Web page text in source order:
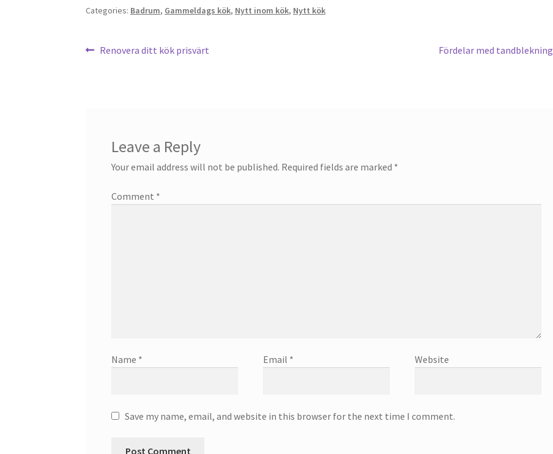
Categories: Badrum, Gammeldags kök, Nytt inom kök, Nytt kök
Post
Previous
Renovera ditt kök prisvärt
Next
Fördelar med tandblekning
Leave a Reply
Your email address will not be published. Required fields are marked *
Comment *
Name * Email * Website
Save my name, email, and website in this browser for the next time I comment.